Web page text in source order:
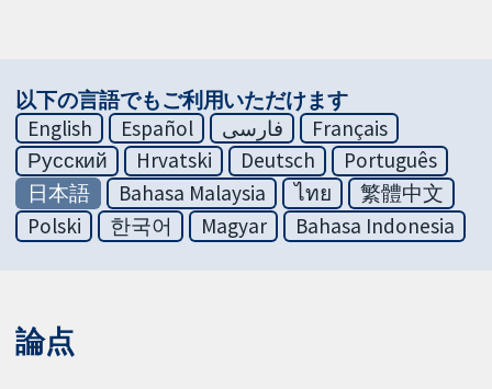
以下の言語でもご利用いただけます
English
Español فارسی
Français
Русский
Hrvatski Deutsch
Português
日本語
Bahasa Malaysia ไทย
繁體中文
Polski
한국어 Magyar Bahasa Indonesia
論点